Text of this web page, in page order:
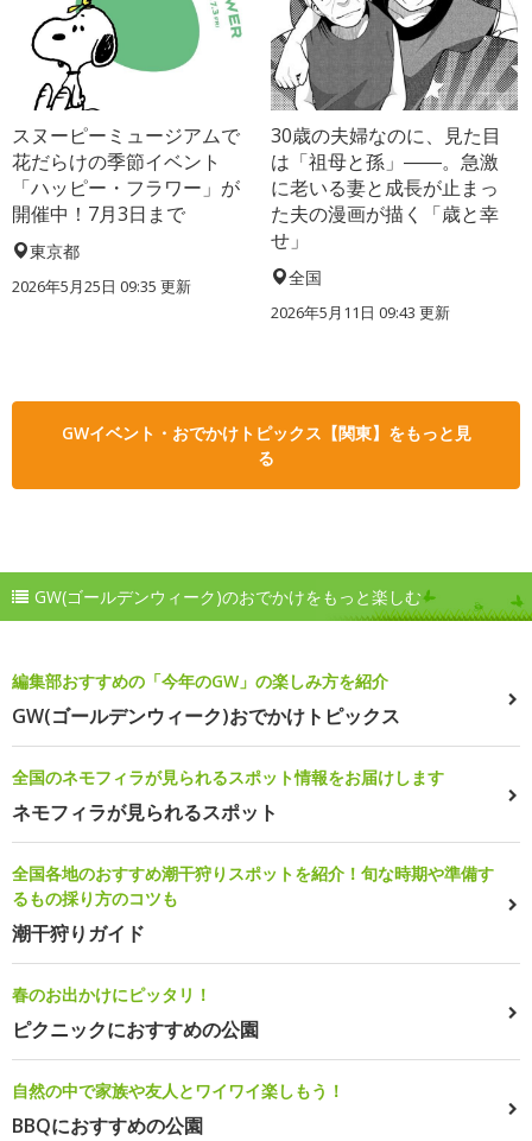
スヌーピーミュージアムで
花だらけの季節イベント
「ハッピー・フラワー」が
開催中！7月3日まで
東京都
2026年5月25日 09:35 更新
30歳の夫婦なのに、見た目
は「祖母と孫」――。急激
に老いる妻と成長が止まっ
た夫の漫画が描く「歳と幸
せ」
全国
2026年5月11日 09:43 更新
GWイベント・おでかけトピックス【関東】をもっと見
る
GW(ゴールデンウィーク)のおでかけをもっと楽しむ
編集部おすすめの「今年のGW」の楽しみ方を紹介
GW(ゴールデンウィーク)おでかけトピックス
全国のネモフィラが見られるスポット情報をお届けします
ネモフィラが見られるスポット
全国各地のおすすめ潮干狩りスポットを紹介！旬な時期や準備す
るもの採り方のコツも
潮干狩りガイド
春のお出かけにピッタリ！
ピクニックにおすすめの公園
自然の中で家族や友人とワイワイ楽しもう！
BBQにおすすめの公園